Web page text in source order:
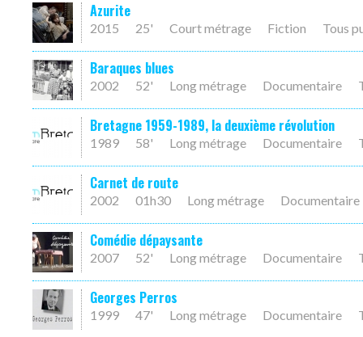
Azurite
2015 25' Court métrage Fiction Tous
Baraques blues
2002 52' Long métrage Documentaire
Bretagne 1959-1989, la deuxième révolution
1989 58' Long métrage Documentaire
Carnet de route
2002 01h30 Long métrage Documentaire
Comédie dépaysante
2007 52' Long métrage Documentaire
Georges Perros
1999 47' Long métrage Documentaire